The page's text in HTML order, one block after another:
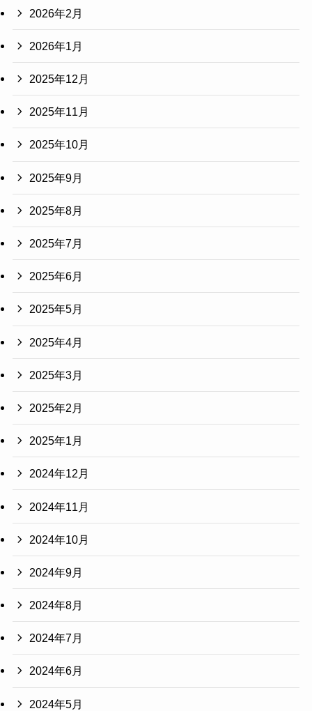
2026年2月
2026年1月
2025年12月
2025年11月
2025年10月
2025年9月
2025年8月
2025年7月
2025年6月
2025年5月
2025年4月
2025年3月
2025年2月
2025年1月
2024年12月
2024年11月
2024年10月
2024年9月
2024年8月
2024年7月
2024年6月
2024年5月